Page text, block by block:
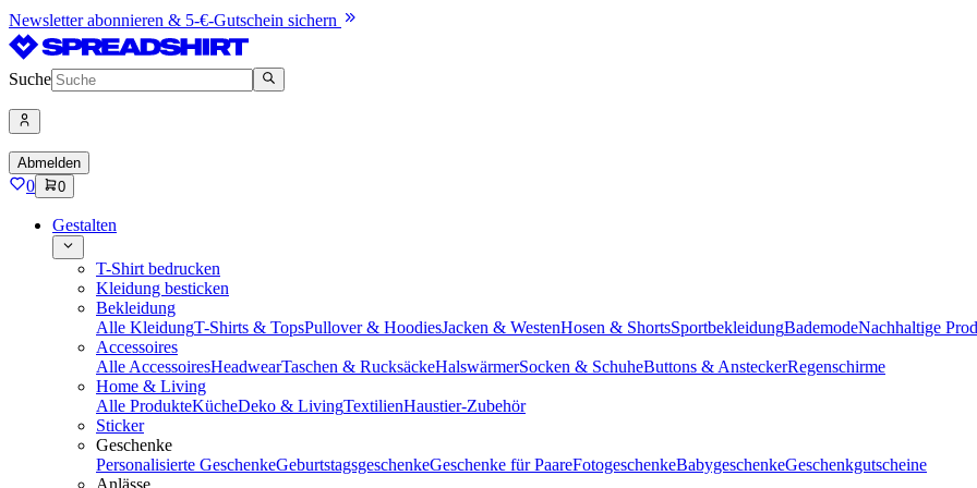
Newsletter abonnieren & 5-€-Gutschein sichern
Suche
Abmelden
0 0
Gestalten
T-Shirt bedrucken
Kleidung besticken
Bekleidung
Alle KleidungT-Shirts & TopsPullover & HoodiesJacken & WestenHosen & ShortsSportbekleidungBademodeNachhaltige
Accessoires
Alle AccessoiresHeadwearTaschen & RucksäckeHalswärmerSocken & SchuheButtons & AnsteckerRegenschirme
Home & Living
Alle ProdukteKücheDeko & LivingTextilienHaustier-Zubehör
Sticker
Geschenke
Personalisierte GeschenkeGeburtstagsgeschenkeGeschenke für PaareFotogeschenkeBabygeschenkeGeschenkgutscheine